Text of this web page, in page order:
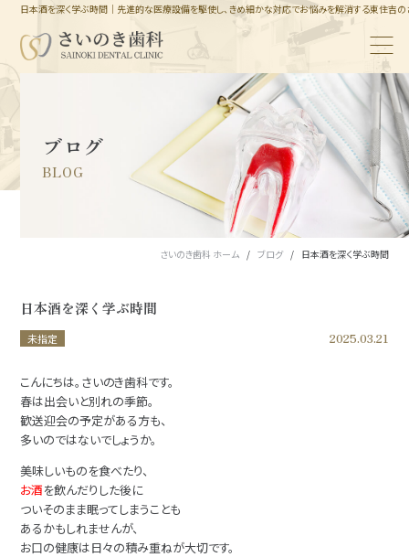
日本酒を深く学ぶ時間｜先進的な医療設備を駆使し、きめ細かな対応でお悩みを解消する東住吉の
ブログ
BLOG
さいのき歯科 ホーム ブログ 日本酒を深く学ぶ時間
日本酒を深く学ぶ時間
未指定 2025.03.21
こんにちは。さいのき歯科です。
春は出会いと別れの季節。
歓送迎会の予定がある方も、
多いのではないでしょうか。
美味しいものを食べたり、
お酒を飲んだりした後に
ついそのまま眠ってしまうことも
あるかもしれませんが、
お口の健康は日々の積み重ねが大切です。